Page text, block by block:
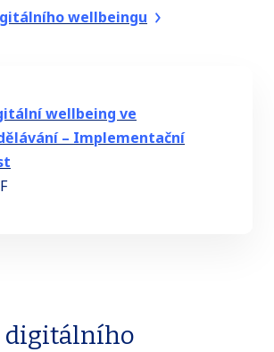
wellbeingu
wellbeing ve
– Implementační
digitálního